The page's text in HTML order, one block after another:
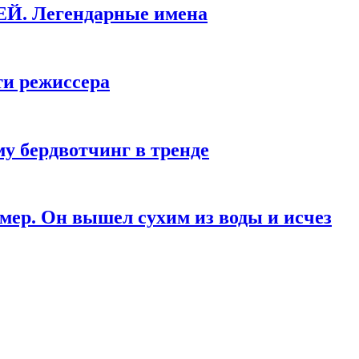
Легендарные имена
режиссера
бердвотчинг в тренде
Он вышел сухим из воды и исчез